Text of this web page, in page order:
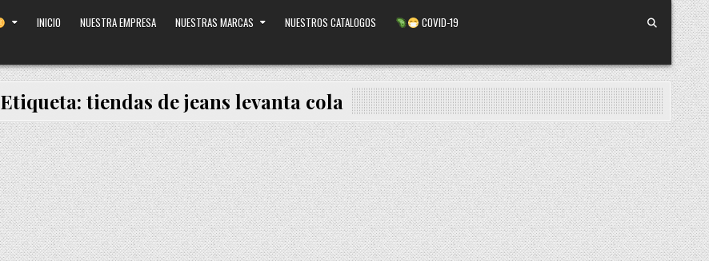
INICIO NUESTRA EMPRESA NUESTRAS MARCAS NUESTROS CATALOGOS COVID-19
Etiqueta: tiendas de jeans levanta cola